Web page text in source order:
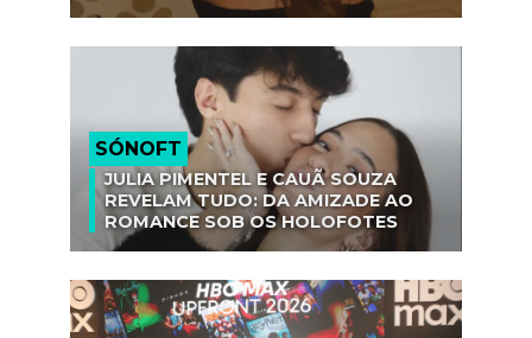
SÓNOFT
JULIA PIMENTEL E CAUÃ SOUZA
REVELAM TUDO: DA AMIZADE AO
ROMANCE SOB OS HOLOFOTES